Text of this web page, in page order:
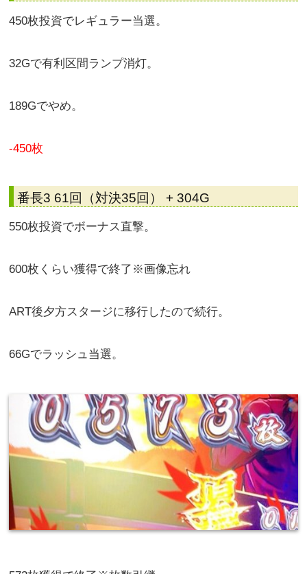
450枚投資でレギュラー当選。
32Gで有利区間ランプ消灯。
189Gでやめ。
-450枚
番長3 61回（対決35回） + 304G
550枚投資でボーナス直撃。
600枚くらい獲得で終了※画像忘れ
ART後夕方スタージに移行したので続行。
66Gでラッシュ当選。